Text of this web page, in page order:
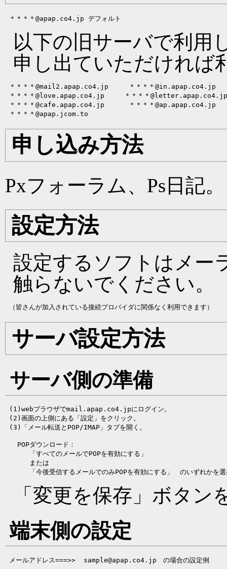
以下の旧サーバで利用
申し出ていただければ
＊＊＊＊@mail2.apap.co4.jp     ＊＊＊＊@in.apap.co4.jp
＊＊＊＊@love.apap.co4.jp　　　＊＊＊＊@letter.apap.co4.jp
＊＊＊＊@cafe.apap.co4.jp      ＊＊＊＊@ap.apap.co4.jp
申し込み方法
Pxフォーラム、Ps日記。
設定方法
設定するソフトはメー
触らないでください。
サーバ設定方法
サーバ側の準備
(1)webブラウザでmail.apap.co4.jpにログイン。
(2)画面の上側にある「設定」をクリック。
   POPダウンロード：
      「すべてのメールでPOPを有効にする」
      または
「変更を保存」ボタン
端末側の設定